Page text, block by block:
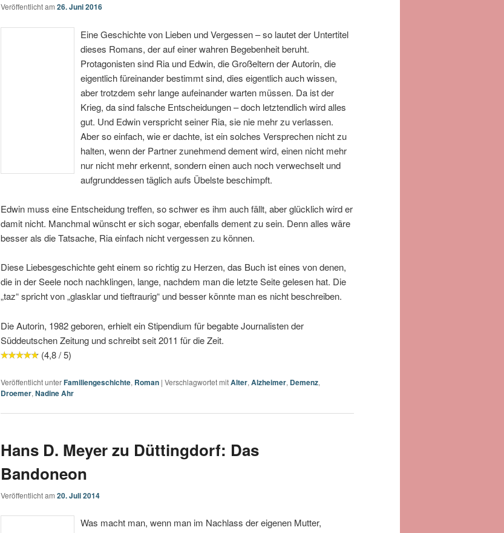
Veröffentlicht am 26. Juni 2016
Eine Geschichte von Lieben und Vergessen – so lautet der Untertitel
dieses Romans, der auf einer wahren Begebenheit beruht.
Protagonisten sind Ria und Edwin, die Großeltern der Autorin, die
eigentlich füreinander bestimmt sind, dies eigentlich auch wissen,
aber trotzdem sehr lange aufeinander warten müssen. Da ist der
Krieg, da sind falsche Entscheidungen – doch letztendlich wird alles
gut. Und Edwin verspricht seiner Ria, sie nie mehr zu verlassen.
Aber so einfach, wie er dachte, ist ein solches Versprechen nicht zu
halten, wenn der Partner zunehmend dement wird, einen nicht mehr
nur nicht mehr erkennt, sondern einen auch noch verwechselt und
aufgrunddessen täglich aufs Übelste beschimpft.
Edwin muss eine Entscheidung treffen, so schwer es ihm auch fällt, aber glücklich wird er
damit nicht. Manchmal wünscht er sich sogar, ebenfalls dement zu sein. Denn alles wäre
besser als die Tatsache, Ria einfach nicht vergessen zu können.
Diese Liebesgeschichte geht einem so richtig zu Herzen, das Buch ist eines von denen,
die in der Seele noch nachklingen, lange, nachdem man die letzte Seite gelesen hat. Die
„taz“ spricht von „glasklar und tieftraurig“ und besser könnte man es nicht beschreiben.
Die Autorin, 1982 geboren, erhielt ein Stipendium für begabte Journalisten der
Süddeutschen Zeitung und schreibt seit 2011 für die Zeit.
(4,8 / 5)
Veröffentlicht unterFamiliengeschichte, Roman | Verschlagwortet mitAlter, Alzheimer, Demenz,
Droemer, Nadine Ahr
Hans D. Meyer zu Düttingdorf: Das
Bandoneon
Veröffentlicht am 20. Juli 2014
Was macht man, wenn man im Nachlass der eigenen Mutter,